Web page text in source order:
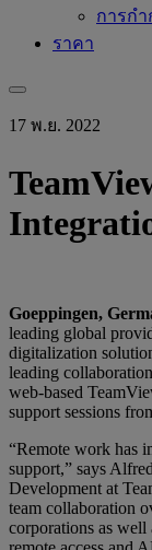
การก
ราคา
17 พ.ย. 2022
Goeppingen,
leading global
digitalization
leading
web-based
support sessions
“Remote work has
support,” says
Development at
team collaboration
corporations as